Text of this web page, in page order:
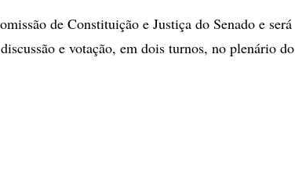
de Constituição e Justiça do Senado e será
e votação, em dois turnos, no plenário do